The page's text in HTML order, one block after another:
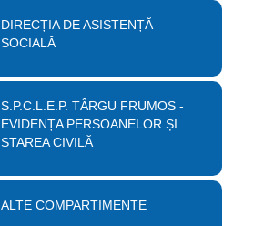
DIRECȚIA DE ASISTENȚĂ
SOCIALĂ
S.P.C.L.E.P. TÂRGU FRUMOS -
EVIDENȚA PERSOANELOR ȘI
STAREA CIVILĂ
ALTE COMPARTIMENTE